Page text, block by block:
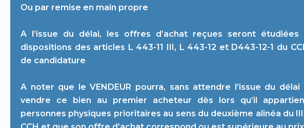
Ou par remise en main propre
A l’issue du délai, les offres d’achat reçues seront
dispositions des articles L 443-11 III, L 443-12 et D443-12-1 du
de candidature
A noter que le VENDEUR pourra, sans attendre l’issue du
vendre ce bien au premier acheteur dès lors qu’il
personnes physiques prioritaires au sens du deuxième alinéa du III